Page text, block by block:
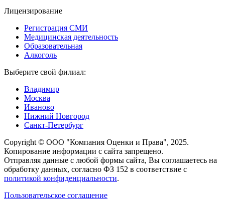
Лицензирование
Регистрация СМИ
Медицинская деятельность
Образовательная
Алкоголь
Выберите свой филиал:
Владимир
Москва
Иваново
Нижний Новгород
Санкт-Петербург
Copyright © ООО "Компания Оценки и Права", 2025.
Копирование информации с сайта запрещено.
Отправляя данные с любой формы сайта, Вы соглашаетесь на
обработку данных, согласно ФЗ 152 в соответствие с
политикой конфиденциальности.
Пользовательское соглашение